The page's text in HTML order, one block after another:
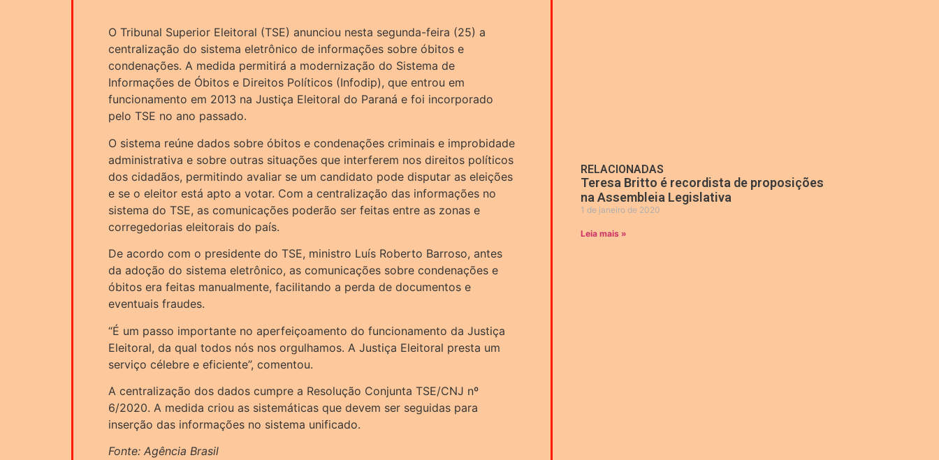
O Tribunal Superior Eleitoral (TSE) anunciou nesta segunda-feira (25) a
centralização do sistema eletrônico de informações sobre óbitos e
condenações. A medida permitirá a modernização do Sistema de
Informações de Óbitos e Direitos Políticos (Infodip), que entrou em
funcionamento em 2013 na Justiça Eleitoral do Paraná e foi incorporado
pelo TSE no ano passado.
O sistema reúne dados sobre óbitos e condenações criminais e improbidade
administrativa e sobre outras situações que interferem nos direitos políticos
dos cidadãos, permitindo avaliar se um candidato pode disputar as eleições
e se o eleitor está apto a votar. Com a centralização das informações no
sistema do TSE, as comunicações poderão ser feitas entre as zonas e
corregedorias eleitorais do país.
De acordo com o presidente do TSE, ministro Luís Roberto Barroso, antes
da adoção do sistema eletrônico, as comunicações sobre condenações e
óbitos era feitas manualmente, facilitando a perda de documentos e
eventuais fraudes.
“É um passo importante no aperfeiçoamento do funcionamento da Justiça
Eleitoral, da qual todos nós nos orgulhamos. A Justiça Eleitoral presta um
serviço célebre e eficiente”, comentou.
A centralização dos dados cumpre a Resolução Conjunta TSE/CNJ nº
6/2020. A medida criou as sistemáticas que devem ser seguidas para
inserção das informações no sistema unificado.
Fonte: Agência Brasil
RELACIONADAS
Teresa Britto é recordista de proposições
na Assembleia Legislativa
1 de janeiro de 2020
Leia mais »